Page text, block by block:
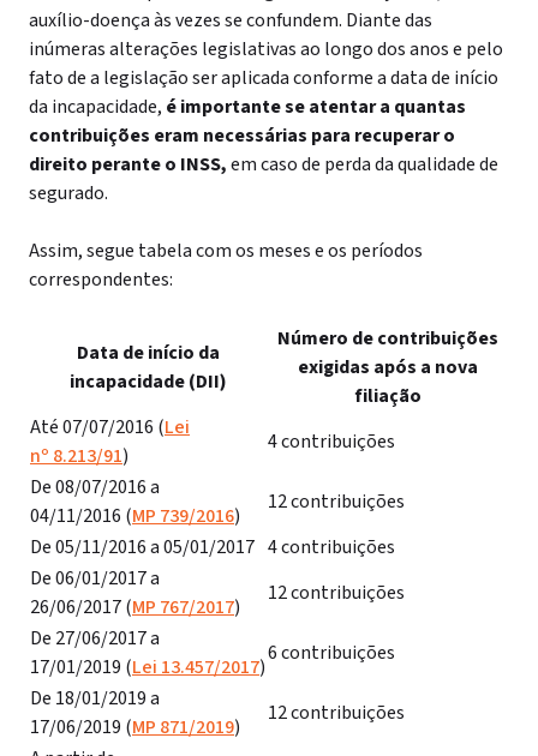
auxílio-doença às vezes se confundem. Diante das
inúmeras alterações legislativas ao longo dos anos e pelo
fato de a legislação ser aplicada conforme a data de início
da incapacidade, é importante se atentar a quantas
contribuições eram necessárias para recuperar o
direito perante o INSS,em caso de perda da qualidade de
segurado.
Assim, segue tabela com os meses e os períodos
correspondentes:
Data de início da
incapacidade (DII)
Número de contribuições
exigidas após a nova
filiação
Até 07/07/2016 (Lei
nº 8.213/91)
4 contribuições
De 08/07/2016 a
04/11/2016 (MP 739/2016)
12 contribuições
De 05/11/2016 a 05/01/2017 4 contribuições
De 06/01/2017 a
26/06/2017 (MP 767/2017)
12 contribuições
De 27/06/2017 a
17/01/2019 (Lei 13.457/2017)
6 contribuições
De 18/01/2019 a
17/06/2019 (MP 871/2019)
12 contribuições